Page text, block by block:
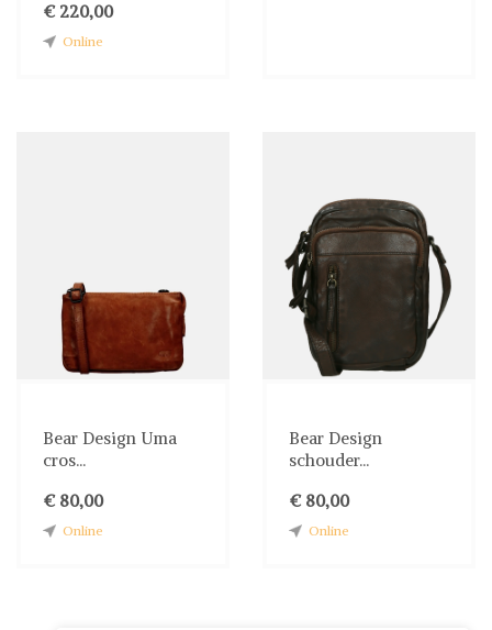
€ 220,00
Online
Bear Design Uma
cros...
€ 80,00
Online
Bear Design
schouder...
€ 80,00
Online